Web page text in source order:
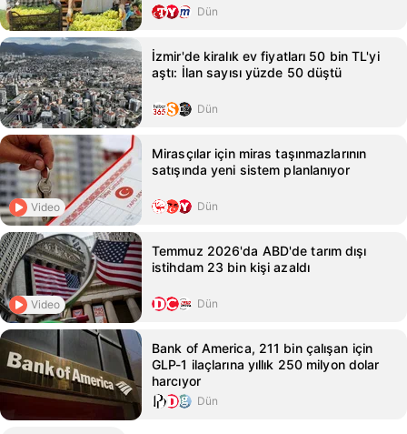
Dün
İzmir'de kiralık ev fiyatları 50 bin TL'yi
aştı: İlan sayısı yüzde 50 düştü
Dün
Video
Mirasçılar için miras taşınmazlarının
satışında yeni sistem planlanıyor
Dün
Video
Temmuz 2026'da ABD'de tarım dışı
istihdam 23 bin kişi azaldı
Dün
Bank of America, 211 bin çalışan için
GLP-1 ilaçlarına yıllık 250 milyon dolar
harcıyor
Dün